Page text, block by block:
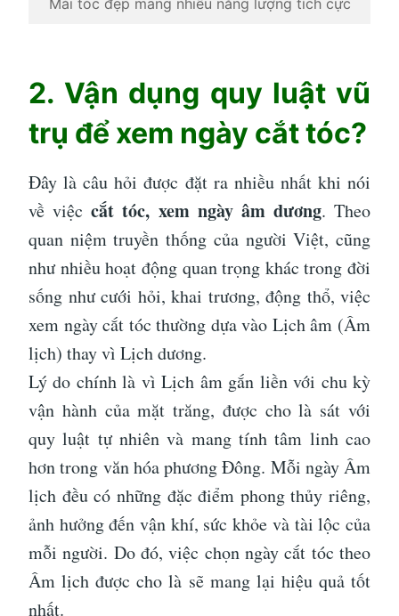
Mái tóc đẹp mang nhiều năng lượng tích cực
2. Vận dụng quy luật vũ
trụ để xem ngày cắt tóc?
Đây là câu hỏi được đặt ra nhiều nhất khi nói
về việccắt tóc, xem ngày âm dương. Theo
quan niệm truyền thống của người Việt, cũng
như nhiều hoạt động quan trọng khác trong đời
sống như cưới hỏi, khai trương, động thổ, việc
xem ngày cắt tóc thường dựa vào Lịch âm (Âm
lịch) thay vì Lịch dương.
Lý do chính là vì Lịch âm gắn liền với chu kỳ
vận hành của mặt trăng, được cho là sát với
quy luật tự nhiên và mang tính tâm linh cao
hơn trong văn hóa phương Đông. Mỗi ngày Âm
lịch đều có những đặc điểm phong thủy riêng,
ảnh hưởng đến vận khí, sức khỏe và tài lộc của
mỗi người. Do đó, việc chọn ngày cắt tóc theo
Âm lịch được cho là sẽ mang lại hiệu quả tốt
nhất.